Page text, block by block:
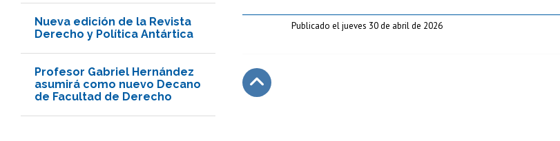
Nueva edición de la Revista
Derecho y Política Antártica
Profesor Gabriel Hernández
asumirá como nuevo Decano
de Facultad de Derecho
Publicado el jueves 30 de abril de 2026